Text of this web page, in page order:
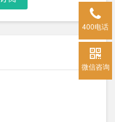
400电话
微信咨询